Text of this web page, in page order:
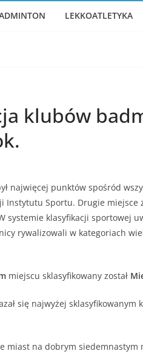
LEKKOATLETYKA
klubów
najwięcej punktów spośród
Instytutu Sportu. Drugie
systemie klasyfikacji sportowej
rywalizowali w kategoriach
miejscu sklasyfikowany został
się najwyżej
miast na dobrym siedemnastym